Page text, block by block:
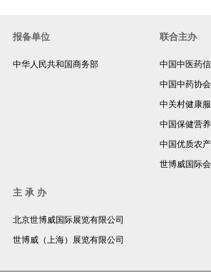
报备单位
中华人民共和国商务部
联合主办
中国中医药
中国中药协会
中关村健康
中国保健营
中国优质农
世博威国际
主 承 办
北京世博威国际展览有限公司
世博威（上海）展览有限公司